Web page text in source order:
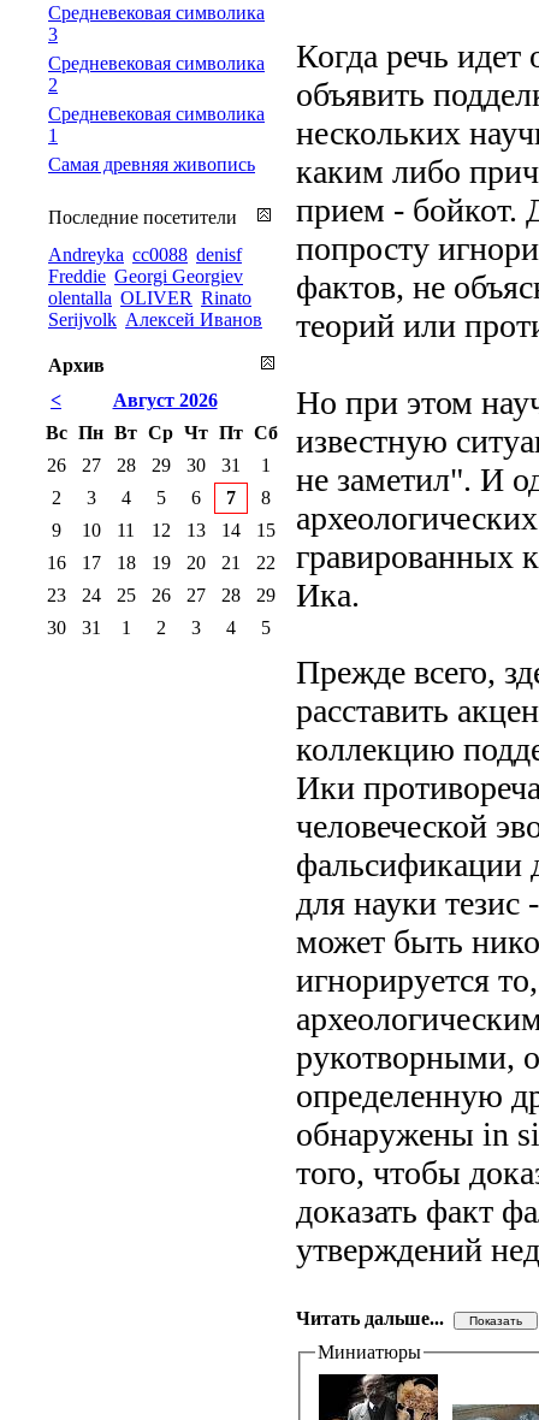
Когда речь идет
объявить
нескольких
каким либо
прием - бойкот.
попросту
фактов, не
теорий или
Но при этом
известную
не заметил". И
гравированных
Ика.
Прежде всего,
расставить
коллекцию
Ики
человеческой
фальсификации
для науки
может быть
игнорируется
рукотворными,
определенную
обнаружены in
того, чтобы
доказать факт
утверждений
Читать дальше...
Миниатюры
Средневековая символика
3
Средневековая символика
2
Средневековая символика
1
Самая древняя живопись
Последние посетители
Andreyka cc0088 denisf
Freddie Georgi Georgiev
olentalla OLIVER Rinato
Serijvolk Алексей Иванов
Архив
<
Август 2026
Вс Пн Вт Ср Чт Пт Сб
26
27 28 29 30 31
1
2
3 4 5 6 7
8
9
10 11 12 13 14
15
16
17 18 19 20 21
22
23
24 25 26 27 28
29
30
31 1 2 3 4 5